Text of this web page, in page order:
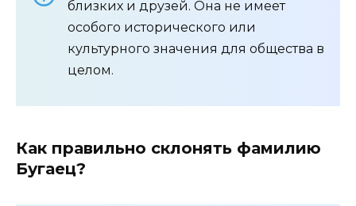
близких и друзей. Она не имеет
особого исторического или
культурного значения для общества в
целом.
Как правильно склонять фамилию
Бугаец?